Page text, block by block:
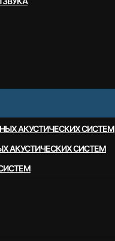
АКУСТИЧЕСКИХ СИСТЕМ
АКУСТИЧЕСКИХ СИСТЕМ